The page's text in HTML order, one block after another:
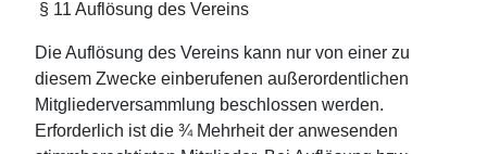
§ 11 Auflösung des Vereins
Die Auflösung des Vereins kann nur von einer zu
diesem Zwecke einberufenen außerordentlichen
Mitgliederversammlung beschlossen werden.
Erforderlich ist die ¾ Mehrheit der anwesenden